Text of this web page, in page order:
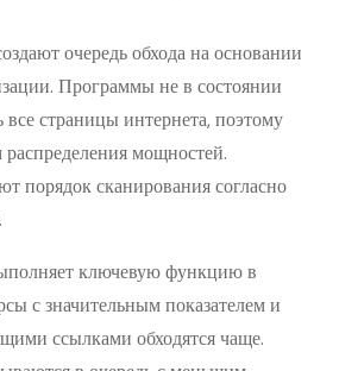
очередь обхода на основании
Программы не в состоянии
все страницы интернета, поэтому
мощностей.
порядок сканирования согласно
ключевую функцию в
с значительным показателем и
ссылками обходятся чаще.